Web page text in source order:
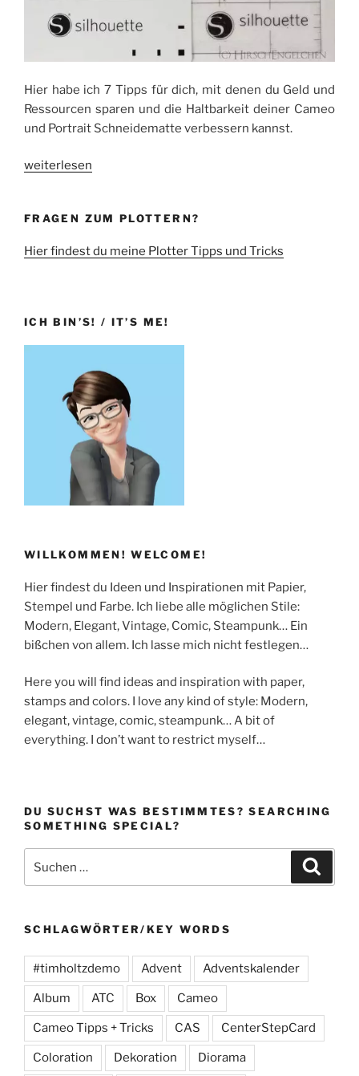
Hier habe ich 7 Tipps für dich, mit denen du Geld und
Ressourcen sparen und die Haltbarkeit deiner Cameo
und Portrait Schneidematte verbessern kannst.
„Cameo
verbessern
für
einfache
weiterlesen
FRAGEN ZUM PLOTTERN?
Hier findest du meine Plotter Tipps und Tricks
ICH BIN’S! / IT’S ME!
WILLKOMMEN! WELCOME!
Hier findest du Ideen und Inspirationen mit Papier,
Stempel und Farbe. Ich liebe alle möglichen Stile:
Modern, Elegant, Vintage, Comic, Steampunk… Ein
bißchen von allem. Ich lasse mich nicht festlegen…
Here you will find ideas and inspiration with paper,
stamps and colors. I love any kind of style: Modern,
elegant, vintage, comic, steampunk… A bit of
everything. I don’t want to restrict myself…
DU SUCHST WAS BESTIMMTES? SEARCHING
SOMETHING SPECIAL?
nach:
SCHLAGWÖRTER/KEY WORDS
#timholtzdemo Advent Adventskalender
Album ATC Box Cameo
Cameo Tipps + Tricks CAS CenterStepCard
Coloration Dekoration Diorama